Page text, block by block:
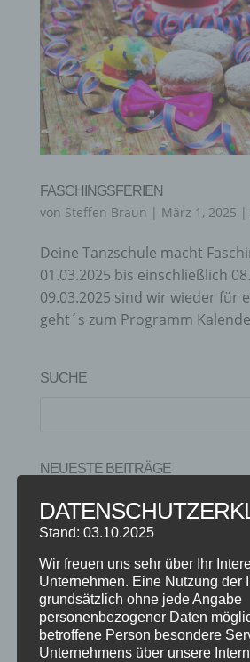
FASCHINGSFERIEN
von Steffen Braun | März 1, 2025 |
Deine Tanzschule macht
01.03.2025 bis einschließlich
09.03.2025 sind wir wieder für
geht´s zum Programm
SUCHE
NEUESTE BEITRÄGE
SCHNUPPERTAG 2026
Abschlussball 2026
WEIHNACHTSFERIEN
KATEGORIEN
Kategorien
Stand: 03.10.2025
Wir freuen uns sehr über Ihr
Unternehmen. Eine Nutzung der
grundsätzlich ohne jede Angabe
personenbezogener Daten
betroffene Person besondere
Unternehmens über unsere